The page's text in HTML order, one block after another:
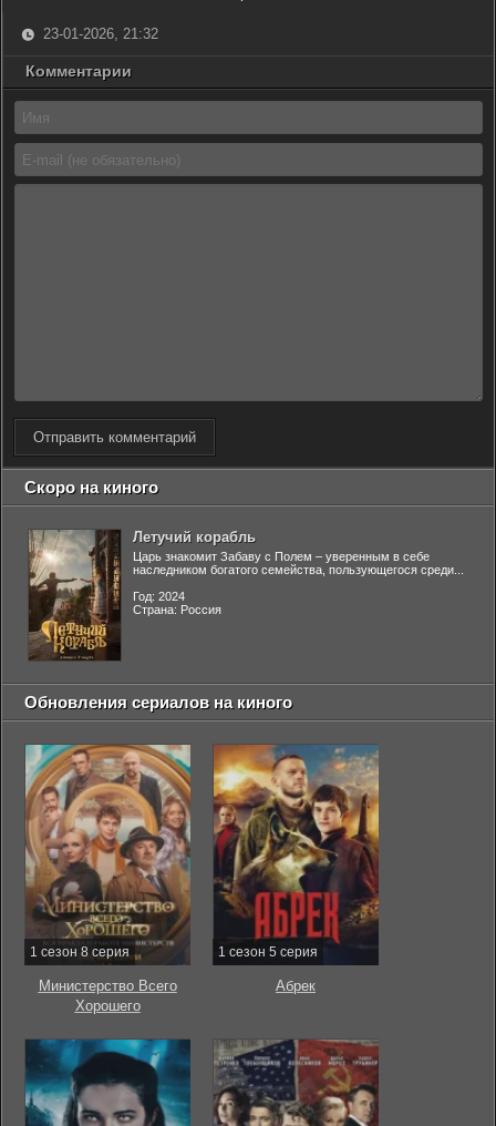
23-01-2026, 21:32
Комментарии
Отправить комментарий
Скоро на киного
Летучий корабль
Царь знакомит Забаву с Полем – уверенным в себе
наследником богатого семейства, пользующегося среди...
Год: 2024
Страна: Россия
Обновления сериалов на киного
1 сезон 8 серия
Министерство Всего
Хорошего
1 сезон 5 серия
Абрек